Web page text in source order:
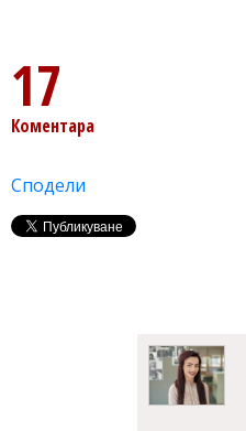
17
Коментара
Сподели